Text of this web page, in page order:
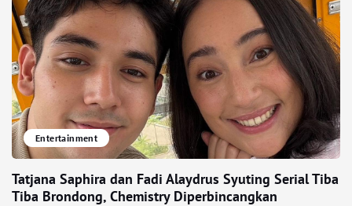
Entertainment
Tatjana Saphira dan Fadi Alaydrus Syuting Serial Tiba
Tiba Brondong, Chemistry Diperbincangkan